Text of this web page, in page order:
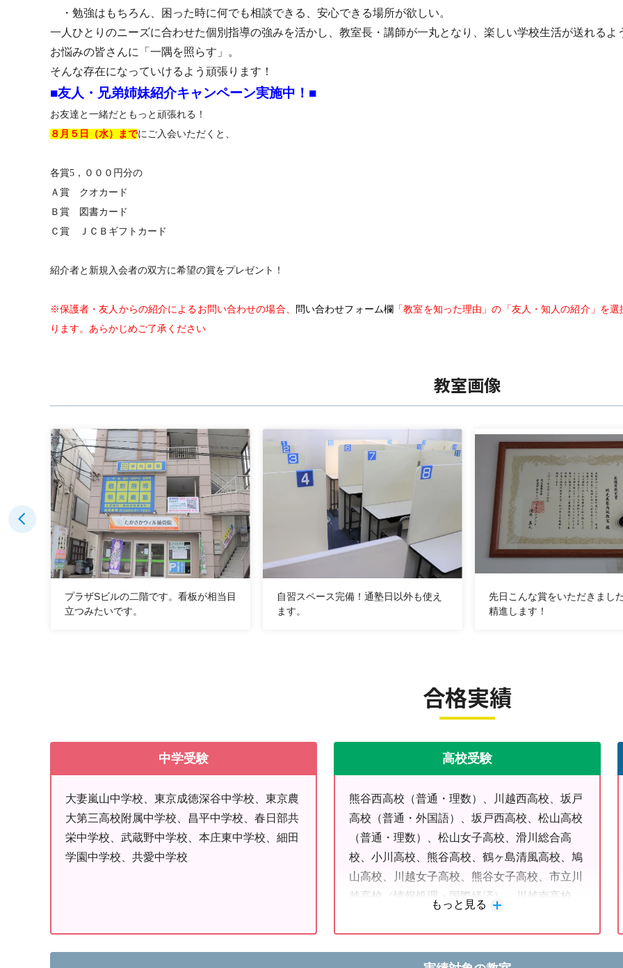
・勉強はもちろん、困った時に何でも相談できる、安心できる場所が欲しい。
一人ひとりのニーズに合わせた個別指導の強みを活かし、教室長・講師が一丸となり、楽しい学校生活が送れるよ
お悩みの皆さんに「一隅を照らす」。
そんな存在になっていけるよう頑張ります！
■友人・兄弟姉妹紹介キャンペーン実施中！■
お友達と一緒だともっと頑張れる！
８月５日（水）までにご入会いただくと、
各賞5，０００円分の
Ａ賞 クオカード
Ｂ賞 図書カード
Ｃ賞 ＪＣＢギフトカード
紹介者と新規入会者の双方に希望の賞をプレゼント！
※保護者・友人からの紹介によるお問い合わせの場合、 問い合わせフォーム欄 「教室を知った理由」の「友人・知人の紹介」を
ります。あらかじめご了承ください
教室画像
プラザSビルの二階です。看板が相当目
立つみたいです。
自習スペース完備！通塾日以外も使え
ます。
先日こんな賞をいただきまし
精進します！
合格実績
高校受験
熊谷西高校（普通・理数）、川越西高校、坂戸
高校（普通・外国語）、坂戸西高校、松山高校
（普通・理数）、松山女子高校、滑川総合高
校、小川高校、熊谷高校、鶴ヶ島清風高校、鳩
山高校、川越女子高校、熊谷女子高校、市立川
越高校（情報処理・国際経済）、川越南高校、
山村学園高校、西武台高校、細田学園高校、星
野高校（共学・女子）、西武学園文理高校、東
もっと見る
中学受験
大妻嵐山中学校、東京成徳深谷中学校、東京農
大第三高校附属中学校、昌平中学校、春日部共
栄中学校、武蔵野中学校、本庄東中学校、細田
学園中学校、共愛中学校